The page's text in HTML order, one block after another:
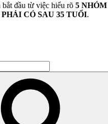
đầu từ việc hiểu rõ 5
CÓ SAU 35 TUỔI.